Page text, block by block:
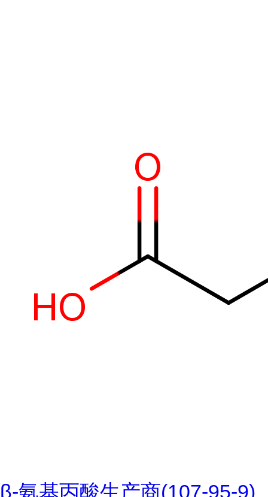
β-氨基丙酸生产商(107-95-9)